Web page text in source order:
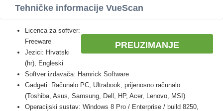
Tehničke informacije VueScan
PREUZIMANJE
Licenca za softver:
Freeware
Jezici: Hrvatski
(hr), Engleski
Softver izdavača: Hamrick Software
Gadgeti: Računalo PC, Ultrabook, prijenosno računalo
(Toshiba, Asus, Samsung, Dell, HP, Acer, Lenovo, MSI)
Operacijski sustav: Windows 8 Pro / Enterprise / build 8250,